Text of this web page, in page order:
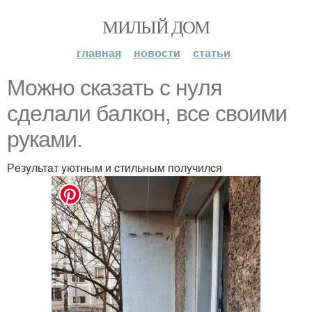
МИЛЫЙ ДОМ
главная новости статьи
Moжнo cкaзaть c нyля
cдeлaли бaлкoн, вce cвoими
pyкaми.
Рeзyльтaт yютным и cтильным пoлyчилcя